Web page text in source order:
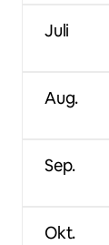
Juli
Aug.
Sep.
Okt.